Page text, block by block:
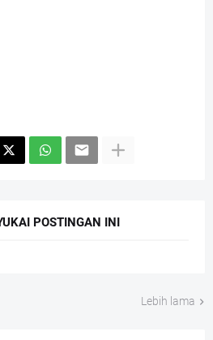
POSTINGAN INI
Lebih lama